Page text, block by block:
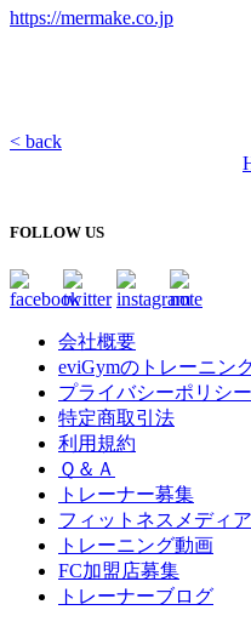
https://mermake.co.jp
< back
FOLLOW US
会社概要
eviGymのトレーニン
プライバシーポリシー
特定商取引法
利用規約
Ｑ＆Ａ
トレーナー募集
フィットネスメディ
トレーニング動画
FC加盟店募集
トレーナーブログ